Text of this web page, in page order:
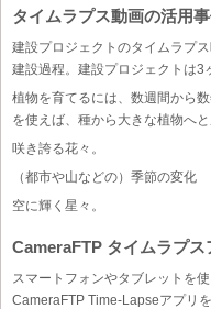
タイムラプス動画の活用事
建設プロジェクトのタイムラプ
建設過程。建設プロジェクトは3
植物を育てるには、数週間から
を使えば、種から大きな植物へ
咲き誇る花々。
（都市や山などの）季節の変化
空に輝く星々。
CameraFTP タイムラプ
スマートフォンやタブレットを
CameraFTP Time-Lapseアプリ